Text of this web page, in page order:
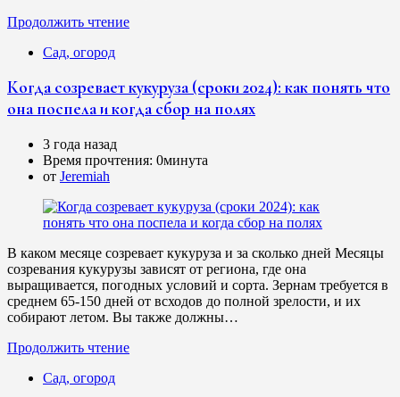
Продолжить чтение
Сад, огород
Когда созревает кукуруза (сроки 2024): как понять что
она поспела и когда сбор на полях
3 года назад
Время прочтения: 0минута
от Jeremiah
В каком месяце созревает кукуруза и за сколько дней Месяцы
созревания кукурузы зависят от региона, где она
выращивается, погодных условий и сорта. Зернам требуется в
среднем 65-150 дней от всходов до полной зрелости, и их
собирают летом. Вы также должны…
Продолжить чтение
Сад, огород